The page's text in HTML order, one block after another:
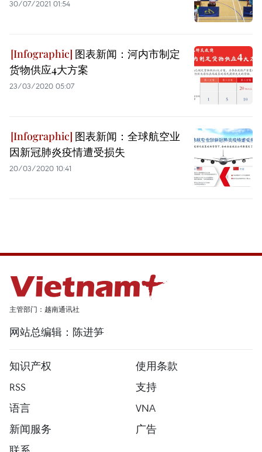
30/07/2021 01:54
图表新闻：河内市制定
货物供应4大方案
23/03/2020 05:07
图表新闻：全球航空业
因新冠肺炎疫情遭受损失
20/03/2020 10:41
主管部门：越南通讯社
网站总编辑：陈进笋
知识产权
使用条款
RSS
支持
语言
VNA
新闻服务
广告